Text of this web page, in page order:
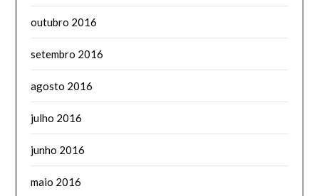
outubro 2016
setembro 2016
agosto 2016
julho 2016
junho 2016
maio 2016